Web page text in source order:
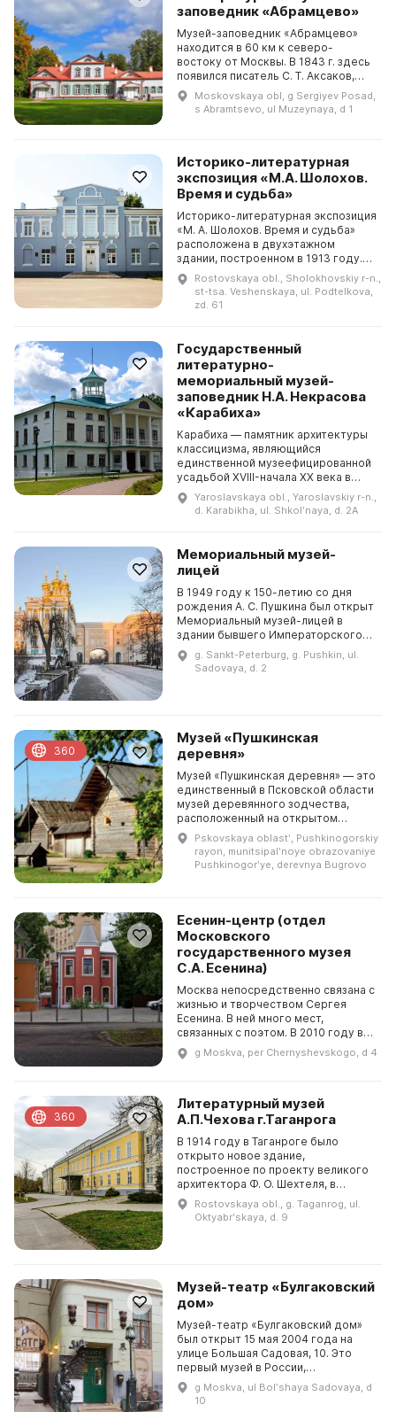
заповедник «Абрамцево»
Музей-заповедник «Абрамцево»
находится в 60 км к северо-
востоку от Москвы. В 1843 г. здесь
появился писатель С. Т. Аксаков,
который создал здесь лучшие свои
произведения. К нему приезжали Н.
Moskovskaya obl, g Sergiyev Posad,
s Abramtsevo, ul Muzeynaya, d 1
Историко-литературная
экспозиция «М.А. Шолохов.
Время и судьба»
Историко-литературная экспозиция
«М. А. Шолохов. Время и судьба»
расположена в двухэтажном
здании, построенном в 1913 году.
Здесь же размещалась гимназия, в
которой учился М. А. Шолохов с
осени 1918 п...
Rostovskaya obl., Sholokhovskiy r-n.,
st-tsa. Veshenskaya, ul. Podtelkova,
zd. 61
Государственный
литературно-
мемориальный музей-
заповедник Н.А. Некрасова
«Карабиха»
Карабиха — памятник архитектуры
классицизма, являющийся
единственной музеефицированной
усадьбой XVIII-начала XX века в
Ярославской области. Он включает
жилые и хозяйственные постройки,
два парка — рег...
Yaroslavskaya obl., Yaroslavskiy r-n.,
d. Karabikha, ul. Shkolʹnaya, d. 2A
Мемориальный музей-
лицей
В 1949 году к 150-летию со дня
рождения А. С. Пушкина был открыт
Мемориальный музей-лицей в
здании бывшего Императорского
Царскосельского лицея. Здесь, с
1811 по 1817 год, Пушкин нашел
преданных друзе...
g. Sankt-Peterburg, g. Pushkin, ul.
Sadovaya, d. 2
Музей «Пушкинская
деревня»
Музей «Пушкинская деревня» — это
единственный в Псковской области
музей деревянного зодчества,
расположенный на открытом
воздухе. Он был восстановлен в
том виде, в котором его знал А. С.
Пушкин: дом к...
Pskovskaya oblastʹ, Pushkinogorskiy
rayon, munitsipalʹnoye obrazovaniye
Pushkinogorʹye, derevnya Bugrovo
360
Есенин-центр (отдел
Московского
государственного музея
С.А. Есенина)
Москва непосредственно связана с
жизнью и творчеством Сергея
Есенина. В ней много мест,
связанных с поэтом. В 2010 году в
переулке Чернышевского было
открыто оперативное управление и
g Moskva, per Chernyshevskogo, d 4
Литературный музей
А.П.Чехова г.Таганрога
В 1914 году в Таганроге было
открыто новое здание,
построенное по проекту великого
архитектора Ф. О. Шехтеля, в
котором разместились библиотека
и музей имени А. П. Чехова. За
прошедшие годы экспозиции...
Rostovskaya obl., g. Taganrog, ul.
Oktyabrʹskaya, d. 9
360
Музей-театр «Булгаковский
дом»
Музей-театр «Булгаковский дом»
был открыт 15 мая 2004 года на
улице Большая Садовая, 10. Это
первый музей в России,
посвященный Михаилу
Афанасьевичу Булгакову и его
g Moskva, ul Bolʹshaya Sadovaya, d
10